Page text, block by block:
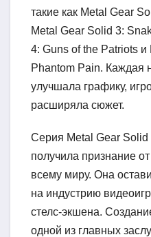
такие как Metal Gear
Metal Gear Solid 3:
4: Guns of the Patriots
Phantom Pain. Каждая
улучшала графику,
расширяла сюжет.
Серия Metal Gear Solid
получила признание
всему миру. Она
на индустрию
стелс-экшена.
одной из главных